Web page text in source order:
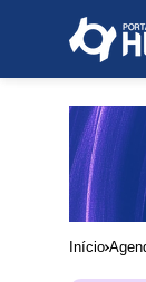
Início